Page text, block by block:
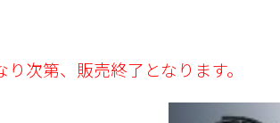
次第、販売終了となります。